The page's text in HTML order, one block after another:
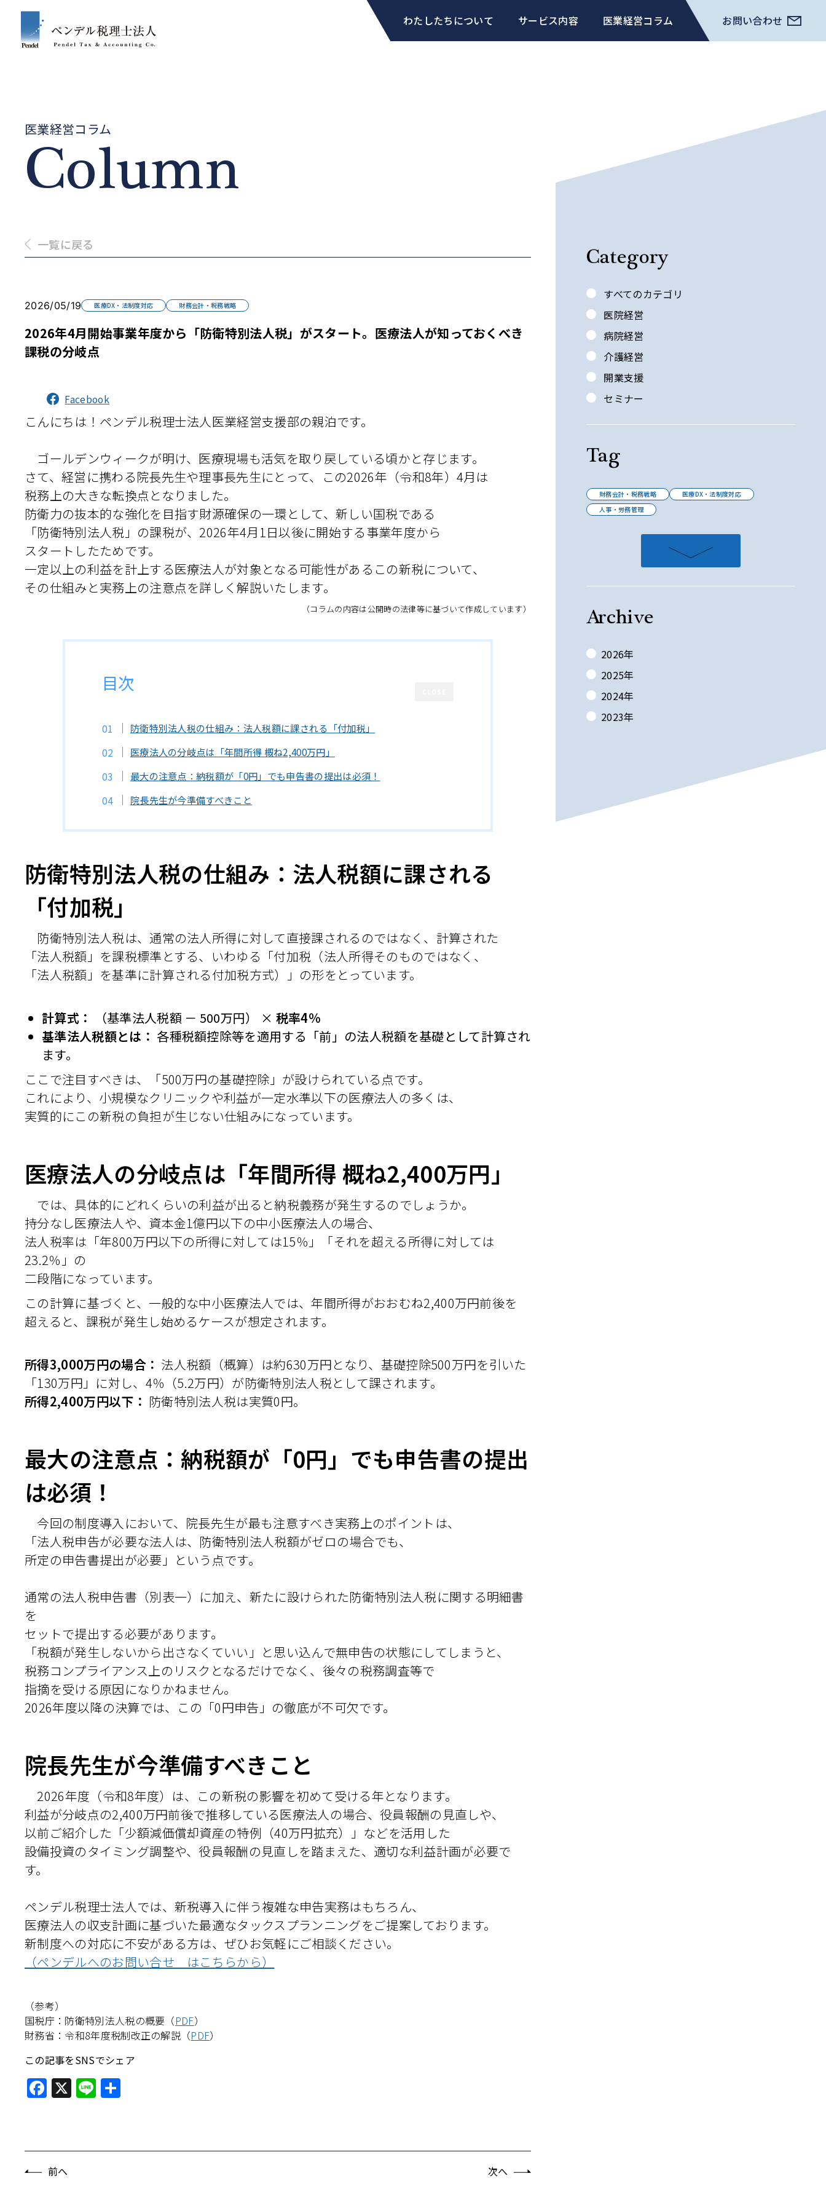
わたしたちについて サービス内容 医業経営コラム お問い合わせ
医業経営コラム
Column
一覧に戻る
2026/05/19 医療DX・法制度対応 財務会計・税務戦略
2026年4月開始事業年度から「防衛特別法人税」がスタート。医療法人が知っておくべき
課税の分岐点
Facebook
こんにちは！ペンデル税理士法人医業経営支援部の親泊です。
ゴールデンウィークが明け、医療現場も活気を取り戻している頃かと存じます。
さて、経営に携わる院長先生や理事長先生にとって、この2026年（令和8年）4月は
税務上の大きな転換点となりました。
防衛力の抜本的な強化を目指す財源確保の一環として、新しい国税である
「防衛特別法人税」の課税が、2026年4月1日以後に開始する事業年度から
スタートしたためです。
一定以上の利益を計上する医療法人が対象となる可能性があるこの新税について、
その仕組みと実務上の注意点を詳しく解説いたします。
（コラムの内容は公開時の法律等に基づいて作成しています）
目次
防衛特別法人税の仕組み：法人税額に課される「付加税」
医療法人の分岐点は「年間所得 概ね2,400万円」
最大の注意点：納税額が「0円」でも申告書の提出は必須！
院長先生が今準備すべきこと
防衛特別法人税の仕組み：法人税額に課される
「付加税」
防衛特別法人税は、通常の法人所得に対して直接課されるのではなく、計算された
「法人税額」を課税標準とする、いわゆる「付加税（法人所得そのものではなく、
「法人税額」を基準に計算される付加税方式）」の形をとっています。
計算式： （基準法人税額 － 500万円） × 税率4％
基準法人税額とは： 各種税額控除等を適用する「前」の法人税額を基礎として計算され
ます。
ここで注目すべきは、「500万円の基礎控除」が設けられている点です。
これにより、小規模なクリニックや利益が一定水準以下の医療法人の多くは、
実質的にこの新税の負担が生じない仕組みになっています。
医療法人の分岐点は「年間所得 概ね2,400万円」
では、具体的にどれくらいの利益が出ると納税義務が発生するのでしょうか。
持分なし医療法人や、資本金1億円以下の中小医療法人の場合、
法人税率は「年800万円以下の所得に対しては15％」「それを超える所得に対しては
23.2％」の
二段階になっています。
この計算に基づくと、一般的な中小医療法人では、年間所得がおおむね2,400万円前後を
超えると、課税が発生し始めるケースが想定されます。
所得3,000万円の場合： 法人税額（概算）は約630万円となり、基礎控除500万円を引いた
「130万円」に対し、4％（5.2万円）が防衛特別法人税として課されます。
所得2,400万円以下： 防衛特別法人税は実質0円。
最大の注意点：納税額が「0円」でも申告書の提出
は必須！
今回の制度導入において、院長先生が最も注意すべき実務上のポイントは、
「法人税申告が必要な法人は、防衛特別法人税額がゼロの場合でも、
所定の申告書提出が必要」という点です。
通常の法人税申告書（別表一）に加え、新たに設けられた防衛特別法人税に関する明細書
を
セットで提出する必要があります。
「税額が発生しないから出さなくていい」と思い込んで無申告の状態にしてしまうと、
税務コンプライアンス上のリスクとなるだけでなく、後々の税務調査等で
指摘を受ける原因になりかねません。
2026年度以降の決算では、この「0円申告」の徹底が不可欠です。
院長先生が今準備すべきこと
2026年度（令和8年度）は、この新税の影響を初めて受ける年となります。
利益が分岐点の2,400万円前後で推移している医療法人の場合、役員報酬の見直しや、
以前ご紹介した「少額減価償却資産の特例（40万円拡充）」などを活用した
設備投資のタイミング調整や、役員報酬の見直しを踏まえた、適切な利益計画が必要で
す。
ペンデル税理士法人では、新税導入に伴う複雑な申告実務はもちろん、
医療法人の収支計画に基づいた最適なタックスプランニングをご提案しております。
新制度への対応に不安がある方は、ぜひお気軽にご相談ください。
（ペンデルへのお問い合せ はこちらから）
（参考）
国税庁：防衛特別法人税の概要（PDF）
財務省：令和8年度税制改正の解説（PDF）
この記事をSNSでシェア
Facebook
X Line
前へ 次へ
Category
すべてのカテゴリ
医院経営
病院経営
介護経営
開業支援
セミナー
Tag
財務会計・税務戦略
医療DX・法制度対応
人事・労務管理
Archive
2026年
2025年
2024年
2023年